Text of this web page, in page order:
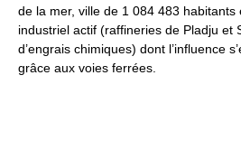
de la mer, ville de 1 084 483
industriel actif (raffineries de Pladju et
d’engrais chimiques) dont l’influence
grâce aux voies ferrées.